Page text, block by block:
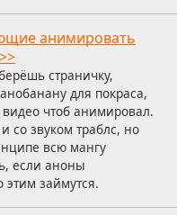
анимировать
>>
страничку,
для покраса,
видео чтоб анимировал.
со звуком траблс, но
всю мангу
если аноны
этим займутся.